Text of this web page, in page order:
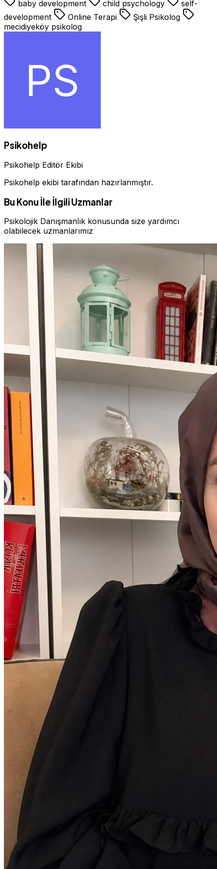
baby development
child psychology
self-
development
Online Terapi
Şişli Psikolog
mecidiyeköy psikolog
Psikohelp
Psikohelp Editör Ekibi
Psikohelp ekibi tarafından hazırlanmıştır.
Bu Konu İle İlgili Uzmanlar
Psikolojik Danışmanlık konusunda size yardımcı
olabilecek uzmanlarımız